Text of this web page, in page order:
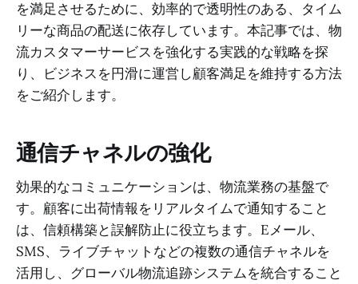
を満足させるために、効率的で透明性のある、タイム
リーな商品の配送に依存しています。本記事では、物
流カスタマーサービスを強化する実践的な戦略を探
り、ビジネスを円滑に運営し顧客満足を維持する方法
をご紹介します。
通信チャネルの強化
効果的なコミュニケーションは、物流業務の基盤で
す。顧客に出荷情報をリアルタイムで通知すること
は、信頼構築と誤解防止に役立ちます。Eメール、
SMS、ライブチャットなどの複数の通信チャネルを
活用し、グローバル物流追跡システムを統合すること